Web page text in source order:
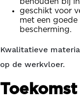
geschikt voor
met een
bescherming.
Kwalitatieve
op de werkvloer.